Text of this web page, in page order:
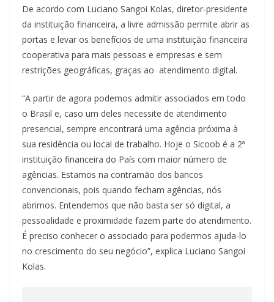
De acordo com Luciano Sangoi Kolas, diretor-presidente
da instituição financeira, a livre admissão permite abrir as
portas e levar os benefícios de uma instituição financeira
cooperativa para mais pessoas e empresas e sem
restrições geográficas, graças ao atendimento digital.
“A partir de agora podemos admitir associados em todo
o Brasil e, caso um deles necessite de atendimento
presencial, sempre encontrará uma agência próxima à
sua residência ou local de trabalho. Hoje o Sicoob é a 2ª
instituição financeira do País com maior número de
agências. Estamos na contramão dos bancos
convencionais, pois quando fecham agências, nós
abrimos. Entendemos que não basta ser só digital, a
pessoalidade e proximidade fazem parte do atendimento.
É preciso conhecer o associado para podermos ajuda-lo
no crescimento do seu negócio”, explica Luciano Sangoi
Kolas.